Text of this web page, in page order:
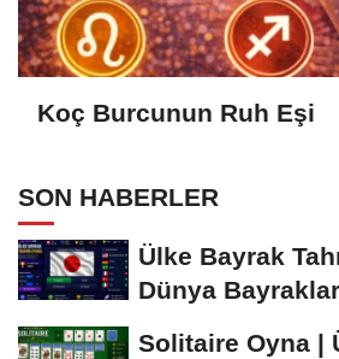
Koç Burcunun Ruh Eşi
SON HABERLER
Ülke Bayrak
Dünya
Solitaire Oyna |